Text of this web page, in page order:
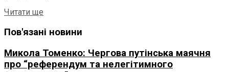
Читати ще
Пов'язані новини
Микола Томенко: Чергова путінська маячня
про “референдум та нелегітимного